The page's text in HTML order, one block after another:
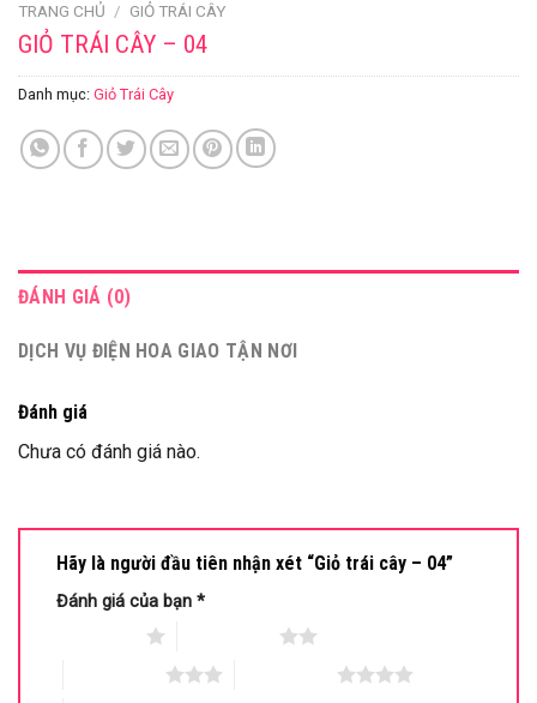
TRANG CHỦ / GIỎ TRÁI CÂY
GIỎ TRÁI CÂY – 04
Danh mục: Giỏ Trái Cây
ĐÁNH GIÁ (0)
DỊCH VỤ ĐIỆN HOA GIAO TẬN NƠI
Đánh giá
Chưa có đánh giá nào.
Hãy là người đầu tiên nhận xét “Giỏ trái cây – 04”
Đánh giá của bạn *